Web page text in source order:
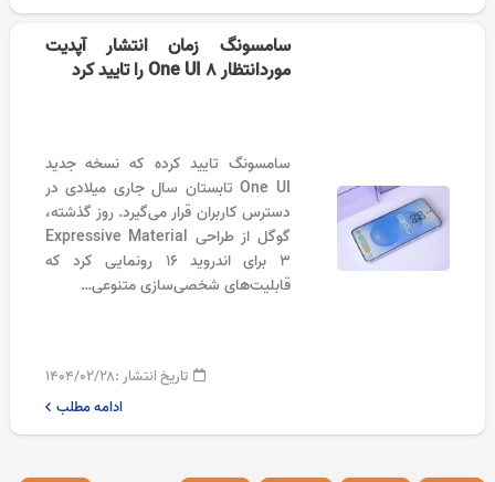
سامسونگ زمان انتشار آپدیت
موردانتظار One UI 8 را تایید کرد
سامسونگ تایید کرده که نسخه جدید
One UI تابستان سال جاری میلادی در
دسترس کاربران قرار می‌گیرد. روز گذشته،
گوگل از طراحی Expressive Material
3 برای اندروید ۱۶ رونمایی کرد که
قابلیت‌های شخصی‌سازی متنوعی…
تاریخ انتشار :۱۴۰۴/۰۲/۲۸
ادامه مطلب